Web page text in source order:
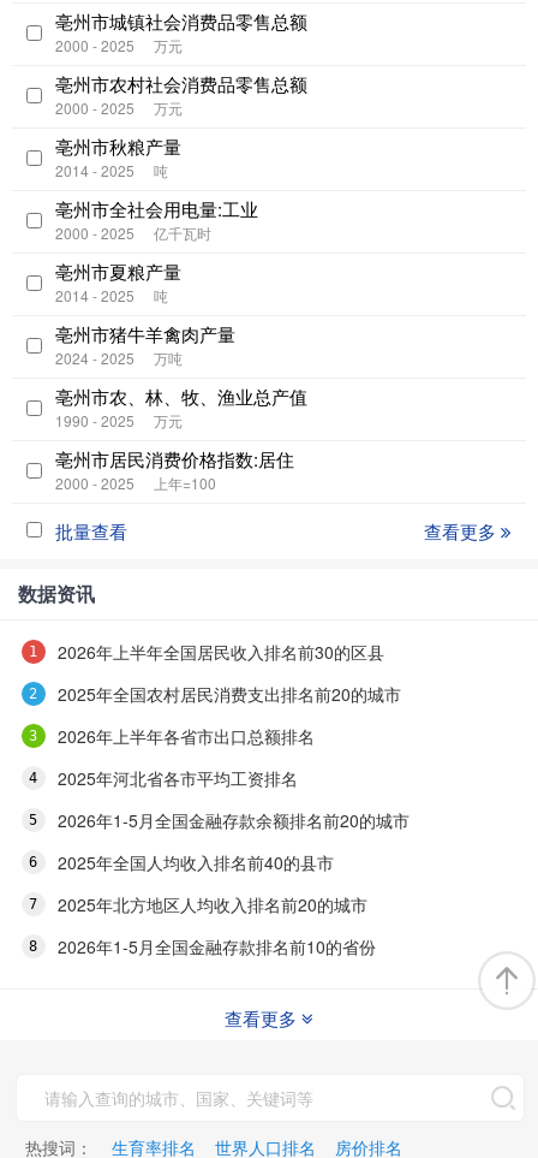
亳州市城镇社会消费品零售总额
2000 - 2025 万元
亳州市农村社会消费品零售总额
2000 - 2025 万元
亳州市秋粮产量
2014 - 2025 吨
亳州市全社会用电量:工业
2000 - 2025 亿千瓦时
亳州市夏粮产量
2014 - 2025 吨
亳州市猪牛羊禽肉产量
2024 - 2025 万吨
亳州市农、林、牧、渔业总产值
1990 - 2025 万元
亳州市居民消费价格指数:居住
2000 - 2025 上年=100
批量查看 查看更多
数据资讯
2026年上半年全国居民收入排名前30的区县
2025年全国农村居民消费支出排名前20的城市
2026年上半年各省市出口总额排名
2025年河北省各市平均工资排名
2026年1-5月全国金融存款余额排名前20的城市
2025年全国人均收入排名前40的县市
2025年北方地区人均收入排名前20的城市
2026年1-5月全国金融存款排名前10的省份
查看更多
热搜词： 生育率排名 世界人口排名 房价排名